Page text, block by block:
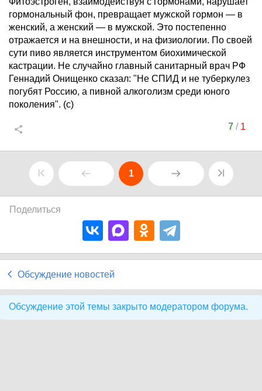
гормональный фон, превращает мужской гормон — в
женский, а женский — в мужской. Это постепенно
отражается и на внешности, и на физиологии. По своей
сути пиво является инструментом биохимической
кастрации. Не случайно главный санитарный врач РФ
Геннадий Онищенко сказал: "Не СПИД и не туберкулез
погубят Россию, а пивной алкоголизм среди юного
поколения". (с)
7/ 1
1
Поделиться
Обсуждение новостей
Обсуждение этой темы закрыто модератором форума.